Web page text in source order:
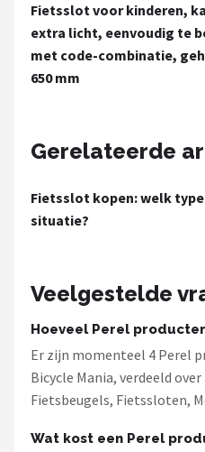
Fietsslot voor kinderen,
extra licht, eenvoudig te
met code-combinatie,
650 mm
Gerelateerde
Fietsslot kopen: welk
situatie?
Veelgestelde
Hoeveel Perel
Er zijn momenteel 4 Perel
Bicycle Mania, verdeeld
Fietsbeugels, Fietssloten,
Wat kost een Perel